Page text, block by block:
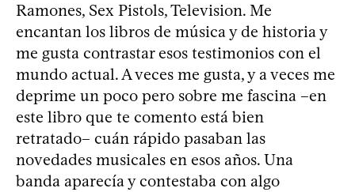
Ramones, Sex Pistols, Television. Me
encantan los libros de música y de historia y
me gusta contrastar esos testimonios con el
mundo actual. A veces me gusta, y a veces me
deprime un poco pero sobre me fascina –en
este libro que te comento está bien
retratado– cuán rápido pasaban las
novedades musicales en esos años. Una
banda aparecía y contestaba con algo